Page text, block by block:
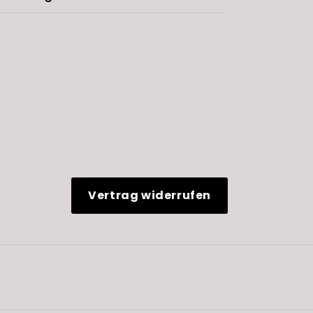
Vertrag widerrufen